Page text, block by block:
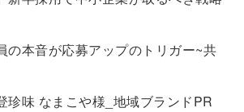
の本音が応募アップのトリガー~共
珍味 なまこや様_地域ブランドPR